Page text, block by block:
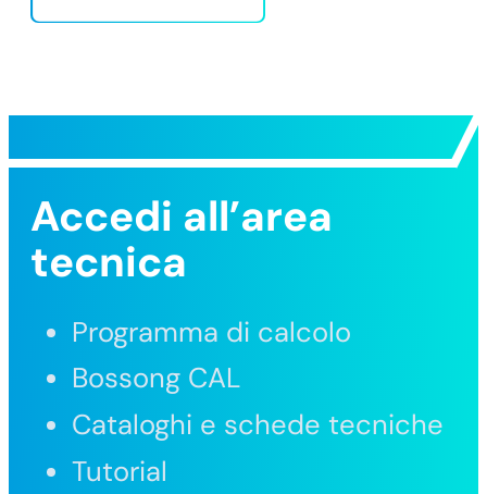
Accedi all’area
tecnica
Programma di calcolo
Bossong CAL
Cataloghi e schede tecniche
Tutorial